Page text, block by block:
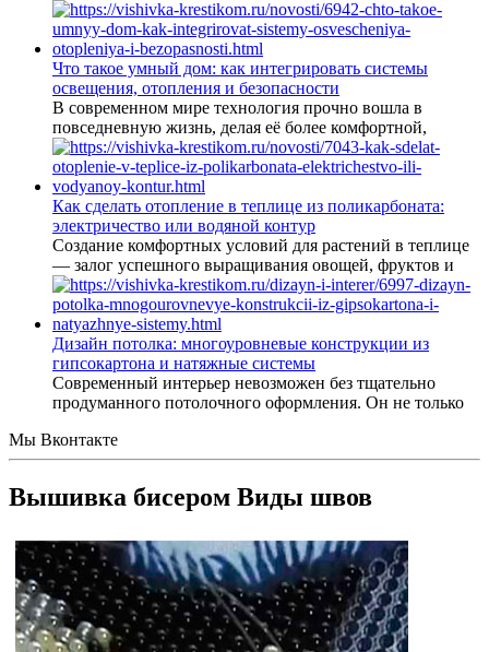
Что такое умный дом: как интегрировать системы
освещения, отопления и безопасности
В современном мире технология прочно вошла в
повседневную жизнь, делая её более комфортной,
Как сделать отопление в теплице из поликарбоната:
электричество или водяной контур
Создание комфортных условий для растений в теплице
— залог успешного выращивания овощей, фруктов и
Дизайн потолка: многоуровневые конструкции из
гипсокартона и натяжные системы
Современный интерьер невозможен без тщательно
продуманного потолочного оформления. Он не только
Мы Вконтакте
Вышивка бисером Виды швов